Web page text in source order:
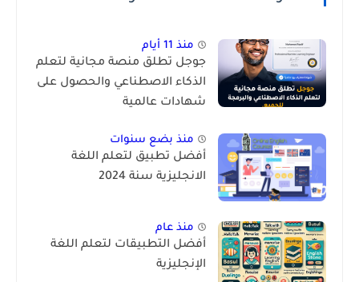
منذ 11 أيام
جوجل تطلق منصة مجانية لتعلم
الذكاء الاصطناعي والحصول على
شهادات عالمية
منذ بضع سنوات
أفضل تطبيق لتعلم اللغة
الانجليزية سنة 2024
منذ عام
أفضل التطبيقات لتعلم اللغة
الإنجليزية